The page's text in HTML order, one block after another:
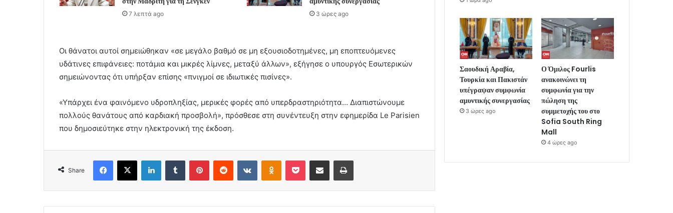
7 λεπτά ago 3 ώρες ago
Οι θάνατοι αυτοί σημειώθηκαν «σε μεγάλο βαθμό σε μη εξουσιοδοτημένες, μη εποπτευόμενες
υδάτινες επιφάνειες: ποτάμια και μικρές λίμνες, μεταξύ άλλων», εξήγησε ο υπουργός Εσωτερικών
σημειώνοντας ότι υπήρξαν επίσης «πνιγμοί σε ιδιωτικές πισίνες».
«Υπάρχει ένα φαινόμενο υδροπληξίας, μερικές φορές από υπερδραστηριότητα… Διαπιστώνουμε
πολλούς θανάτους από καρδιακή προσβολή», πρόσθεσε στη συνέντευξη στην εφημερίδα Le Parisien
που δημοσιεύτηκε στην ηλεκτρονική της έκδοση.
Share
Facebook
X LinkedInTumblr PinterestReddit VKontakteOdnoklassniki
Pocket Share via Email Print
Σαουδική Αραβία,
Τουρκία και Πακιστάν
υπέγραψαν συμφωνία
αμυντικής συνεργασίας
3 ώρες ago
Ο Όμιλος Fourlis
ανακοινώνει τη
συμφωνία για την
πώληση της
συμμετοχής του στο
Sofia South Ring
Mall
4 ώρες ago